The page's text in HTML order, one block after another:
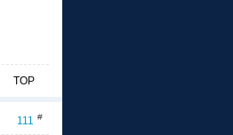
TOP
111 #